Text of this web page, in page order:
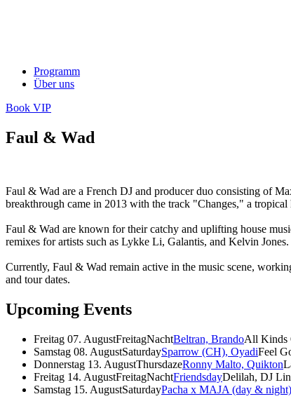
Programm
Über uns
Book VIP
Faul & Wad
Faul & Wad are a French DJ and producer duo consisting of
breakthrough came in 2013 with the track "Changes," a
Faul & Wad are known for their catchy and uplifting house
remixes for artists such as Lykke Li, Galantis, and Kelvin Jones.
Currently, Faul & Wad remain active in the music scene,
and tour dates.
Upcoming Events
Freitag 07. AugustFreitagNachtBeltran, BrandoAll Kinds
Samstag 08. AugustSaturdaySparrow (CH), OyadiFeel
Donnerstag 13. AugustThursdazeRonny Malto, Quikton
Freitag 14. AugustFreitagNachtFriendsdayDelilah, DJ
Samstag 15. AugustSaturdayPacha x MAJA (day & night)